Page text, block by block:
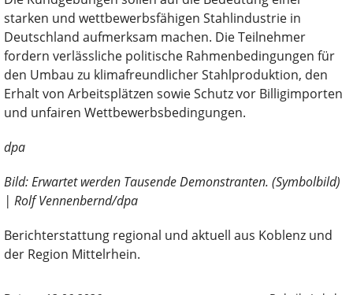
starken und wettbewerbsfähigen Stahlindustrie in
Deutschland aufmerksam machen. Die Teilnehmer
fordern verlässliche politische Rahmenbedingungen für
den Umbau zu klimafreundlicher Stahlproduktion, den
Erhalt von Arbeitsplätzen sowie Schutz vor Billigimporten
und unfairen Wettbewerbsbedingungen.
dpa
Bild: Erwartet werden Tausende Demonstranten. (Symbolbild)
| Rolf Vennenbernd/dpa
Berichterstattung regional und aktuell aus Koblenz und
der Region Mittelrhein.